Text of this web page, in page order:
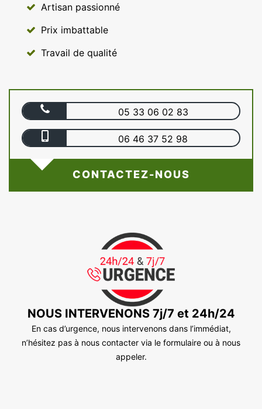
Artisan passionné
Prix imbattable
Travail de qualité
05 33 06 02 83
06 46 37 52 98
CONTACTEZ-NOUS
NOUS INTERVENONS 7j/7 et 24h/24
En cas d’urgence, nous intervenons dans l’immédiat,
n’hésitez pas à nous contacter via le formulaire ou à nous
appeler.